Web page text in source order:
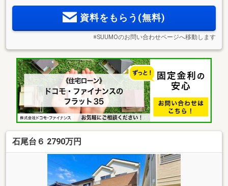
資料をもらう(無料)
※SUUMOのお問い合わせページへ移動します
石尾台６ 2790万円